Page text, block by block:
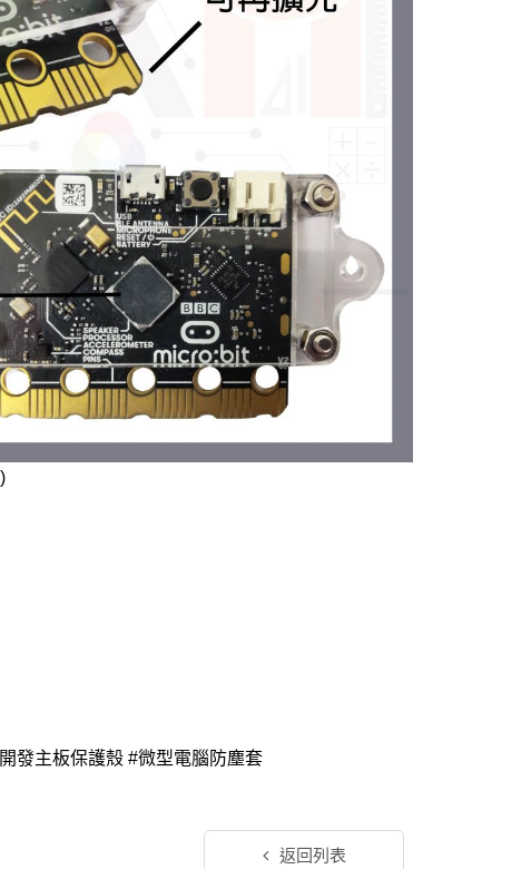
發主板保護殼 #微型電腦防塵套
返回列表